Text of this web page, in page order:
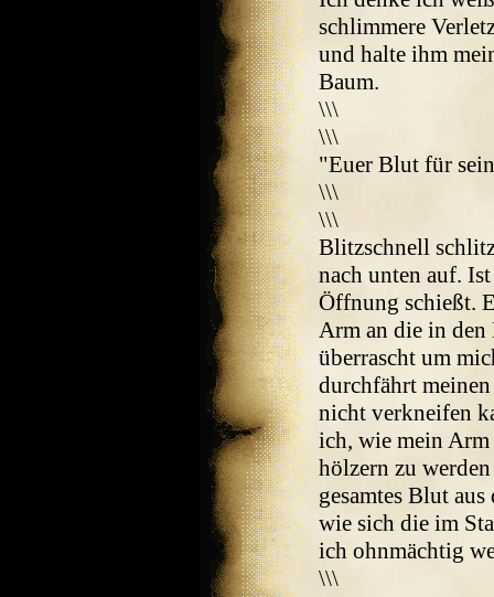
schlimmere
und halte ihm
Baum.
\\\
\\\
"Euer Blut für
\\\
\\\
Blitzschnell
nach unten auf.
Öffnung schießt.
Arm an die in den
überrascht um
durchfährt
nicht verkneifen
ich, wie mein Arm
hölzern zu
gesamtes Blut
wie sich die im
ich ohnmächtig
\\\